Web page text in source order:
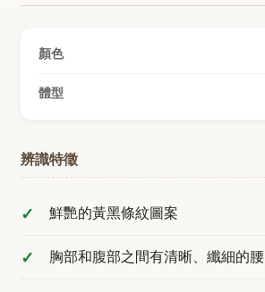
顏色
體型
辨識特徵
鮮艷的黃黑條紋圖案
胸部和腹部之間有清晰、纖細的腰